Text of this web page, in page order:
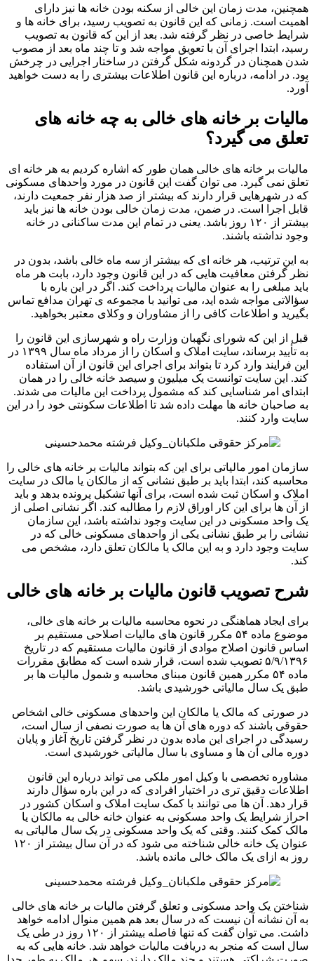
همچنین، مدت زمان این خالی از سکنه بودن خانه ها نیز دارای
اهمیت است. زمانی که این قانون به تصویب رسید، برای خانه ها و
شرایط خاصی در نظر گرفته شد. بعد از این که قانون به تصویب
رسید، ابتدا اجرای آن با تعویق مواجه شد و تا چند ماه بعد از مصوب
شدن همچنان در گردونه شکل گرفتن در ساختار اجرایی در چرخش
بود. در ادامه، درباره این قانون اطلاعات بیشتری را به دست خواهید
آورد.
مالیات بر خانه های خالی به چه خانه های
تعلق می گیرد؟
مالیات بر خانه های خالی همان طور که اشاره کردیم به هر خانه ای
تعلق نمی گیرد. می توان گفت این قانون در مورد واحدهای مسکونی
که در شهرهایی قرار دارند که بیشتر از صد هزار نفر جمعیت دارند،
قابل اجرا است. در ضمن، مدت زمان خالی بودن خانه ها نیز باید
بیشتر از ۱۲۰ روز باشد. یعنی در تمام این مدت ساکنانی در خانه
وجود نداشته باشند.
به این ترتیب، هر خانه ای که بیشتر از سه ماه خالی باشد، بدون در
نظر گرفتن معافیت هایی که در این قانون وجود دارد، بابت هر ماه
باید مبلغی را به عنوان مالیات پرداخت کند. اگر در این باره با
سؤالاتی مواجه شده اید، می توانید با مجموعه ی تهران مدافع تماس
بگیرید و اطلاعات کافی را از مشاوران و وکلای معتبر بخواهید.
قبل از این که شورای نگهبان وزارت راه و شهرسازی این قانون را
به تأیید برساند، سایت املاک و اسکان را از مرداد ماه سال ۱۳۹۹ در
این فرایند وارد کرد تا بتواند برای اجرای این قانون از آن استفاده
کند. این سایت توانست یک میلیون و سیصد خانه خالی را در همان
ابتدای امر شناسایی کند که مشمول پرداخت این مالیات می شدند.
به صاحبان خانه ها مهلت داده شد تا اطلاعات سکونتی خود را در این
سایت وارد کنند.
سازمان امور مالیاتی برای این که بتواند مالیات بر خانه های خالی را
محاسبه کند، ابتدا باید بر طبق نشانی که از مالکان یا مالک در سایت
املاک و اسکان ثبت شده است، برای آنها تشکیل پرونده بدهد و باید
از آن ها برای این کار اوراق لازم را مطالبه کند. اگر نشانی اصلی از
یک واحد مسکونی در این سایت وجود نداشته باشد، این سازمان
نشانی را بر طبق نشانی یکی از واحدهای مسکونی خالی که در
سایت وجود دارد و به این مالک یا مالکان تعلق دارد، مشخص می
کند.
شرح تصویب قانون مالیات بر خانه های خالی
برای ایجاد هماهنگی در نحوه محاسبه مالیات بر خانه های خالی،
موضوع ماده ۵۴ مکرر قانون های مالیات اصلاحی مستقیم بر
اساس قانون اصلاح موادی از قانون مالیات مستقیم که در تاریخ
۵/۹/۱۳۹۶ تصویب شده است، قرار شده است که مطابق مقررات
ماده ۵۴ مکرر همین قانون مبنای محاسبه و شمول مالیات ها بر
طبق یک سال مالیاتی خورشیدی باشد.
در صورتی که مالک یا مالکان این واحدهای مسکونی خالی اشخاص
حقوقی باشند که دوره های آن ها به صورت نصفی از سال است،
رسیدگی در اجرای این ماده بدون در نظر گرفتن تاریخ آغاز و پایان
دوره مالی آن ها و مساوی با سال مالیاتی خورشیدی است.
مشاوره تخصصی با وکیل امور ملکی می تواند درباره این قانون
اطلاعات دقیق تری در اختیار افرادی که در این باره سؤال دارند
قرار دهد. آن ها می توانند با کمک سایت املاک و اسکان کشور در
احراز شرایط یک واحد مسکونی به عنوان خانه خالی به مالکان یا
مالک کمک کنند. وقتی که یک واحد مسکونی در یک سال مالیاتی به
عنوان یک خانه خالی شناخته می شود که در آن سال بیشتر از ۱۲۰
روز به ازای یک مالک خالی مانده باشد.
شناختن یک واحد مسکونی و تعلق گرفتن مالیات بر خانه های خالی
به آن نشانه آن نیست که در سال بعد هم همین منوال ادامه خواهد
داشت. می توان گفت که تنها فاصله بیشتر از ۱۲۰ روز در طی یک
سال است که منجر به دریافت مالیات خواهد شد. خانه هایی که به